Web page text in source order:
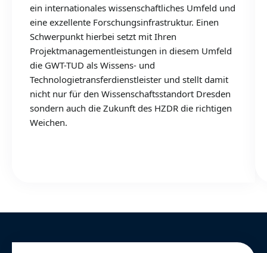
ein internationales wissenschaftliches Umfeld und
eine exzellente Forschungsinfrastruktur. Einen
Schwerpunkt hierbei setzt mit Ihren
Projektmanagementleistungen in diesem Umfeld
die GWT-TUD als Wissens- und
Technologietransferdienstleister und stellt damit
nicht nur für den Wissenschaftsstandort Dresden
sondern auch die Zukunft des HZDR die richtigen
Weichen.